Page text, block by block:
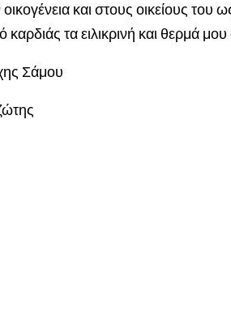
και στους οικείους
τα ειλικρινή και θερμά
Σάμου